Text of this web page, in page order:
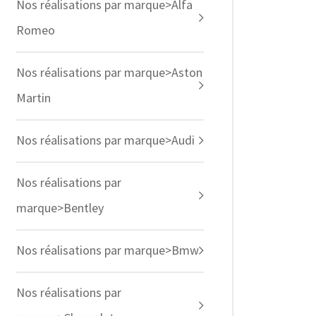
Nos réalisations par marque>Alfa
Romeo
Nos réalisations par marque>Aston
Martin
Nos réalisations par marque>Audi
Nos réalisations par
marque>Bentley
Nos réalisations par marque>Bmw
Nos réalisations par